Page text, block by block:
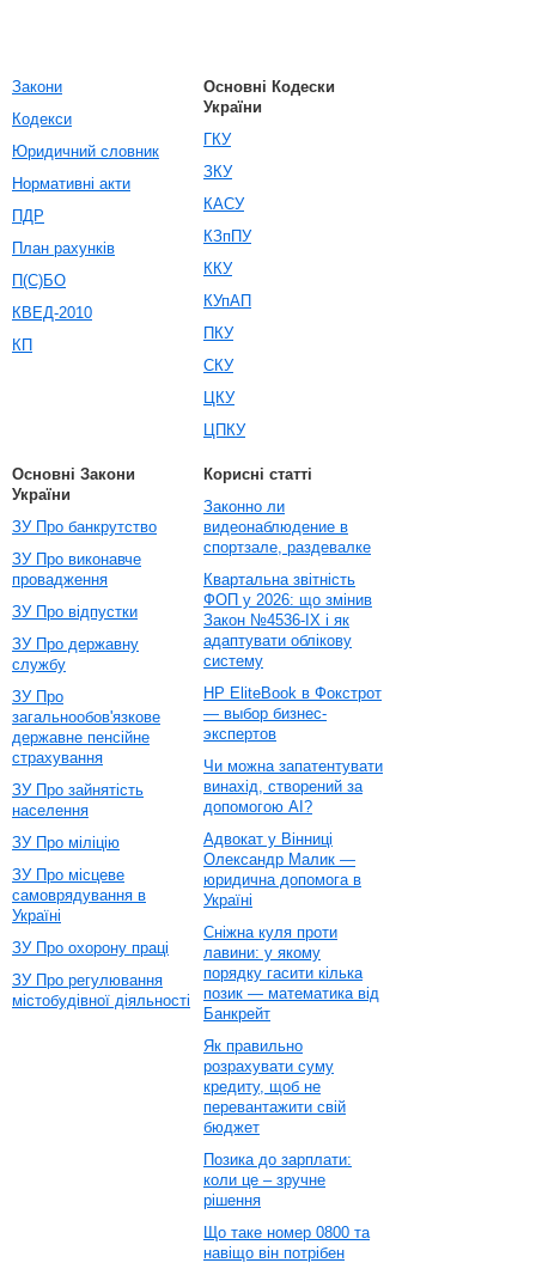
Закони
Кодекси
Юридичний словник
Нормативні акти
ПДР
План рахунків
П(С)БО
КВЕД-2010
КП
Основні Кодески
України
ГКУ
ЗКУ
КАСУ
КЗпПУ
ККУ
КУпАП
ПКУ
СКУ
ЦКУ
ЦПКУ
Основні Закони
України
ЗУ Про банкрутство
ЗУ Про виконавче
провадження
ЗУ Про відпустки
ЗУ Про державну
службу
ЗУ Про
загальнообов'язкове
державне пенсійне
страхування
ЗУ Про зайнятість
населення
ЗУ Про міліцію
ЗУ Про місцеве
самоврядування в
Україні
ЗУ Про охорону праці
ЗУ Про регулювання
містобудівної діяльності
Корисні статті
Законно ли
видеонаблюдение в
спортзале, раздевалке
Квартальна звітність
ФОП у 2026: що змінив
Закон №4536-IX і як
адаптувати облікову
систему
HP EliteBook в Фокстрот
— выбор бизнес-
экспертов
Чи можна запатентувати
винахід, створений за
допомогою AI?
Адвокат у Вінниці
Олександр Малик —
юридична допомога в
Україні
Сніжна куля проти
лавини: у якому
порядку гасити кілька
позик — математика від
Банкрейт
Як правильно
розрахувати суму
кредиту, щоб не
перевантажити свій
бюджет
Позика до зарплати:
коли це – зручне
рішення
Що таке номер 0800 та
навіщо він потрібен